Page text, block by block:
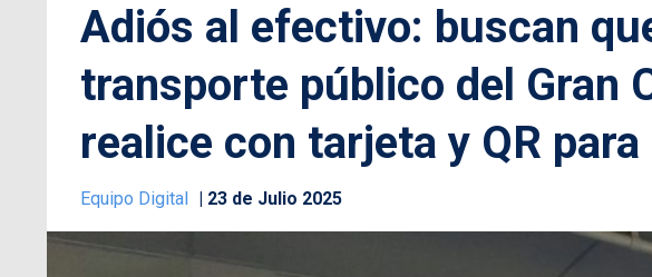
Adiós al efectivo: buscan
transporte público del Gran
realice con tarjeta y QR
Equipo Digital 23 de Julio 2025